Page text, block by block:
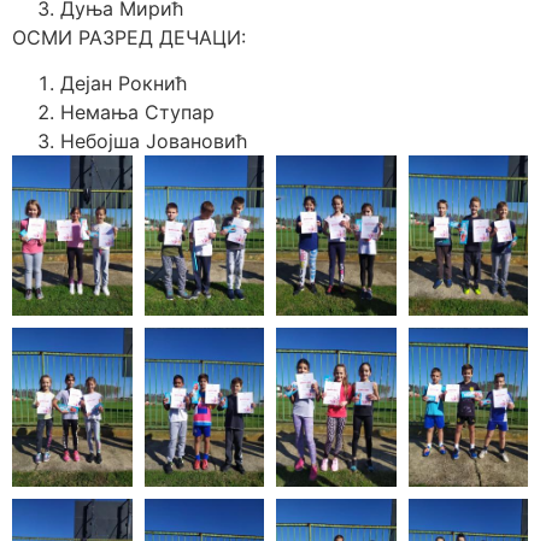
Дуња Мирић
ОСМИ РАЗРЕД ДЕЧАЦИ:
Дејан Рокнић
Немања Ступар
Небојша Јовановић